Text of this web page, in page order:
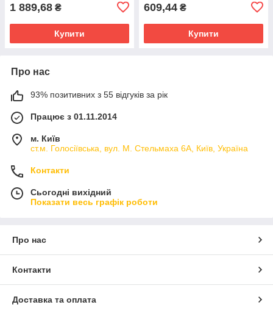
1 889,68 ₴
Купити
609,44 ₴
Купити
Про нас
93% позитивних з 55 відгуків за рік
Працює з 01.11.2014
м. Київ
ст.м. Голосіївська, вул. М. Стельмаха 6А, Київ, Україна
Контакти
Сьогодні вихідний
Показати весь графік роботи
Про нас
Контакти
Доставка та оплата